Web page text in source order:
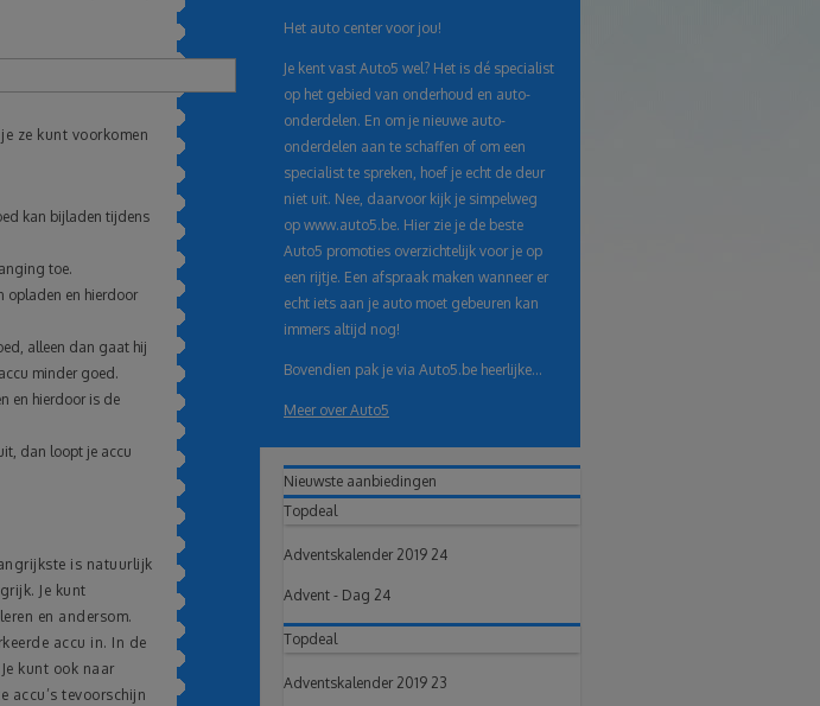
ze kunt voorkomen
kan bijladen tijdens
toe.
opladen en hierdoor
alleen dan gaat hij
minder goed.
en hierdoor is de
dan loopt je accu
is natuurlijk
Je kunt
en andersom.
accu in. In de
kunt ook naar
accu’s tevoorschijn
Het auto center voor jou!
Je kent vast Auto5 wel? Het is dé specialist
op het gebied van onderhoud en auto-
onderdelen. En om je nieuwe auto-
onderdelen aan te schaffen of om een
specialist te spreken, hoef je echt de deur
niet uit. Nee, daarvoor kijk je simpelweg
op www.auto5.be. Hier zie je de beste
Auto5 promoties overzichtelijk voor je op
een rijtje. Een afspraak maken wanneer er
echt iets aan je auto moet gebeuren kan
immers altijd nog!
Bovendien pak je via Auto5.be heerlijke...
Meer over Auto5
Nieuwste aanbiedingen
Topdeal
Adventskalender 2019 24
Advent - Dag 24
Topdeal
Adventskalender 2019 23